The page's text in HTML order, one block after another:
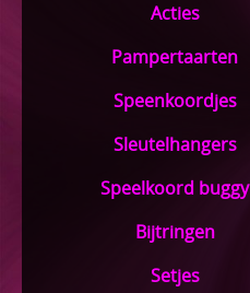
Acties
Pampertaarten
Speenkoordjes
Sleutelhangers
Speelkoord buggy
Bijtringen
Setjes